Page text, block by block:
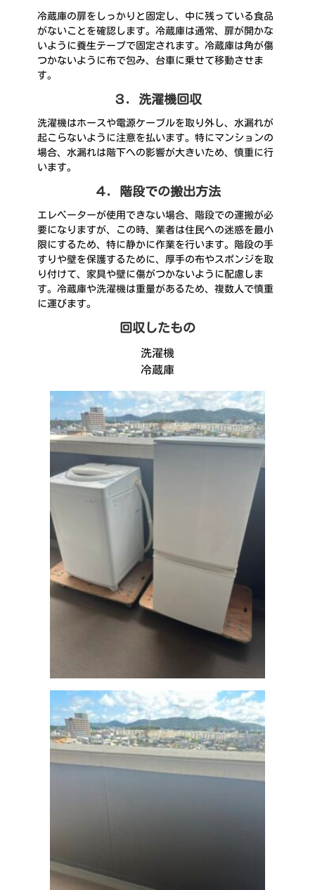
冷蔵庫の扉をしっかりと固定し、中に残っている食品
がないことを確認します。冷蔵庫は通常、扉が開かな
いように養生テープで固定されます。冷蔵庫は角が傷
つかないように布で包み、台車に乗せて移動させま
す。
３．洗濯機回収
洗濯機はホースや電源ケーブルを取り外し、水漏れが
起こらないように注意を払います。特にマンションの
場合、水漏れは階下への影響が大きいため、慎重に行
います。
４．階段での搬出方法
エレベーターが使用できない場合、階段での運搬が必
要になりますが、この時、業者は住民への迷惑を最小
限にするため、特に静かに作業を行います。階段の手
すりや壁を保護するために、厚手の布やスポンジを取
り付けて、家具や壁に傷がつかないように配慮しま
す。冷蔵庫や洗濯機は重量があるため、複数人で慎重
に運びます。
回収したもの
洗濯機
冷蔵庫